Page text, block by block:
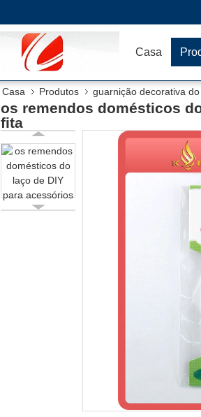
Casa
Casa Produtos guarnição decorativa
os remendos domésticos
fita